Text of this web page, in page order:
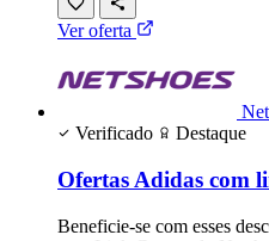
Ver oferta
Verificado
Destaque
Ofertas Adidas com
Beneficie-se com esses